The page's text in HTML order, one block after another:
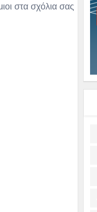
στα σχόλια σας